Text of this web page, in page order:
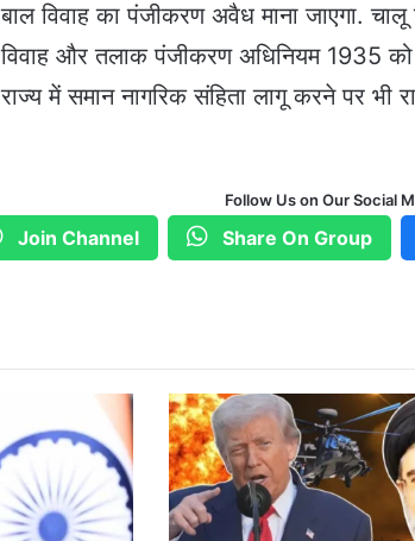
बाल विवाह का पंजीकरण अवैध माना जाएगा.
विवाह और तलाक पंजीकरण अधिनियम 1935
राज्य में समान नागरिक संहिता लागू करने पर भी
Follow Us on Our Social
Join Channel Share On Group